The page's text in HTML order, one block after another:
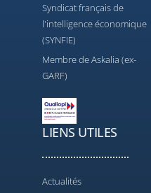
Syndicat français de
l'intelligence économique
(SYNFIE)
Membre de Askalia (ex-
GARF)
LIENS UTILES
Actualités